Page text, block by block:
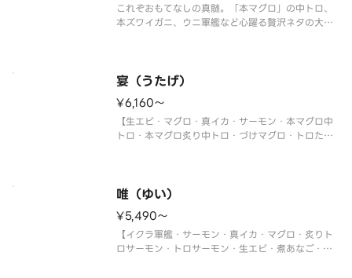
これぞおもてなしの真髄。「本マグロ」の中トロ、
本ズワイガニ、ウニ軍艦など心躍る贅沢ネタの大集
軍艦・イクラ軍艦・切玉子】
※写真は5人前です。
宴（うたげ）
¥6,160〜
【生エビ・マグロ・真イカ・サーモン・本マグロ中
トロ・本マグロ炙り中トロ・づけマグロ・トロたく
唯（ゆい）
¥5,490〜
【イクラ軍艦・サーモン・真イカ・マグロ・炙りト
ロサーモン・トロサーモン・生エビ・煮あなご・炙